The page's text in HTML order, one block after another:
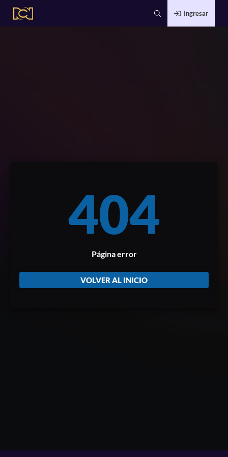
Ingresar
404
Página error
VOLVER AL INICIO